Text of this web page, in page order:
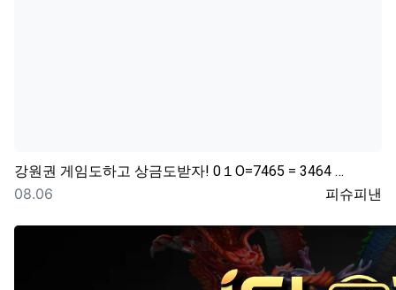
강원권 게임도하고 상금도받자! 0１O=7465 = 3464 …
등록자
피슈피낸
등록일
08.06